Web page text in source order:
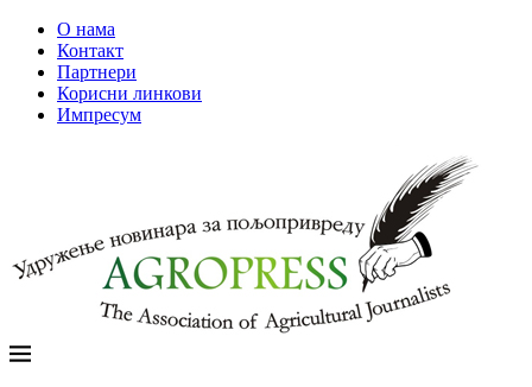
О нама
Контакт
Партнери
Корисни линкови
Импресум